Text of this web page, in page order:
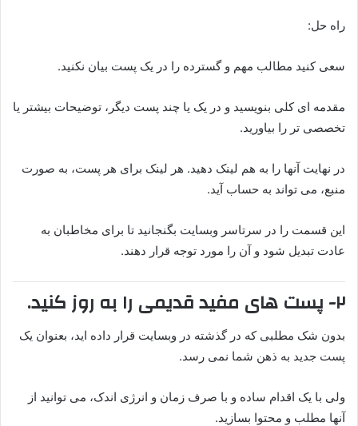
راه حل:
سعی کنید مطالب مهم و گسترده را در یک پست بیان نکنید.
مقدمه ای کلی بنویسید و در یک یا چند پست دیگر، توضیحات بیشتر یا
تخصصی تر را بیاورید.
در نهایت آنها را به هم لینک دهید. هر لینک برای هر پست، به صورت
منبع، می تواند به حساب آید.
این قسمت را در سرتاسر وبسایت بگنجانید تا برای مخاطبان به
عادت تبدیل شود و آن را مورد توجه قرار دهند.
۲- پست های مفید قدیمی را به روز کنید.
بدون شک مطلبی که در گذشته در وبسایت قرار داده اید، بعنوان یک
پست جدید به ذهن شما نمی رسد.
ولی با یک اقدام ساده و با صرف زمان و انرژی اندک، می توانید از
آنها مطلب و محتوا بسازید.